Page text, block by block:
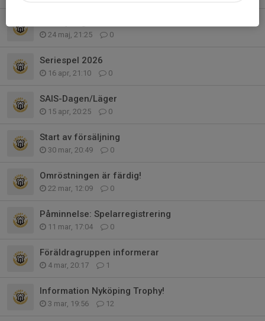
24 maj, 21:25 0
Seriespel 2026
16 apr, 21:10 0
SAIS-Dagen/Läger
15 apr, 20:25 0
Start av försäljning
30 mar, 20:49 0
Omröstningen är färdig!
22 mar, 12:09 0
Påminnelse: Spelarregistrering
11 mar, 17:04 0
Föräldragruppen informerar
4 mar, 20:17 1
Information Nyköping Trophy!
3 mar, 19:56 12